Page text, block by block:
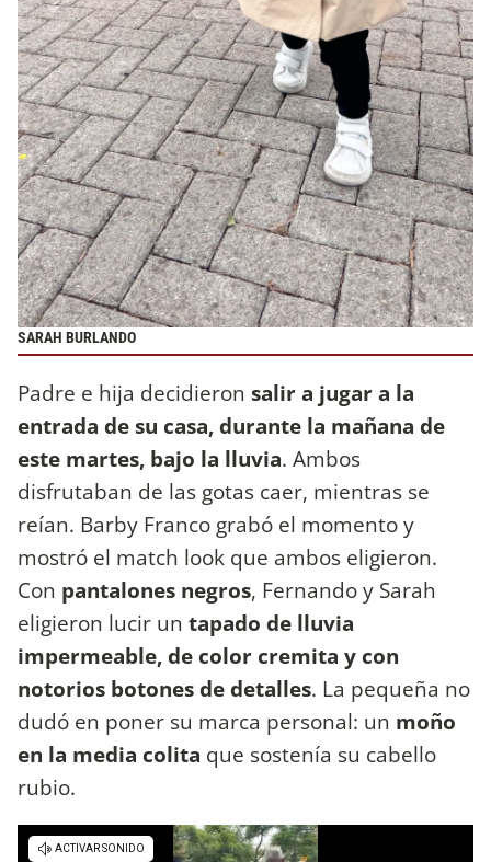
SARAH BURLANDO
Padre e hija decidieron salir a jugar a la
entrada de su casa, durante la mañana de
este martes, bajo la lluvia. Ambos
disfrutaban de las gotas caer, mientras se
reían. Barby Franco grabó el momento y
mostró el match look que ambos eligieron.
Con pantalones negros, Fernando y Sarah
eligieron lucir un tapado de lluvia
impermeable, de color cremita y con
notorios botones de detalles. La pequeña no
dudó en poner su marca personal: un moño
en la media colita que sostenía su cabello
rubio.